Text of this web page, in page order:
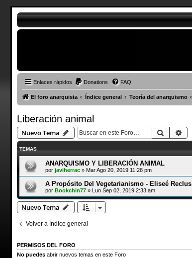
Enlaces rápidos Donations FAQ
El foro anarquista Índice general Teoría del anarquismo
Liberación animal
Nuevo Tema Buscar
TEMAS
ANARQUISMO Y LIBERACIÓN ANIMAL
por javiherrac» Mar Ago 20, 2019 11:28 pm
A Propósito Del Vegetarianismo - Eliseé Reclus
por Bookchin77» Lun Sep 02, 2019 2:33 am
Nuevo Tema
Volver a Índice general
PERMISOS DEL FORO
No puedesabrir nuevos temas en este Foro